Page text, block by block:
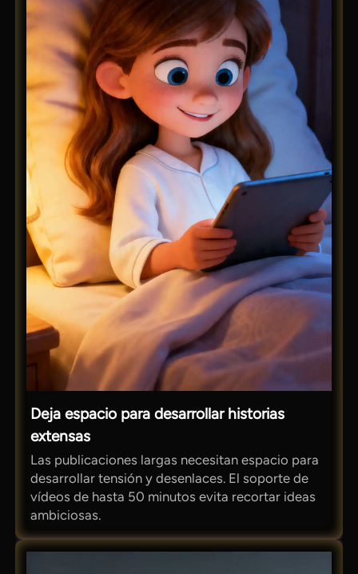
Deja espacio para desarrollar historias
extensas
Las publicaciones largas necesitan espacio para
desarrollar tensión y desenlaces. El soporte de
vídeos de hasta 50 minutos evita recortar ideas
ambiciosas.